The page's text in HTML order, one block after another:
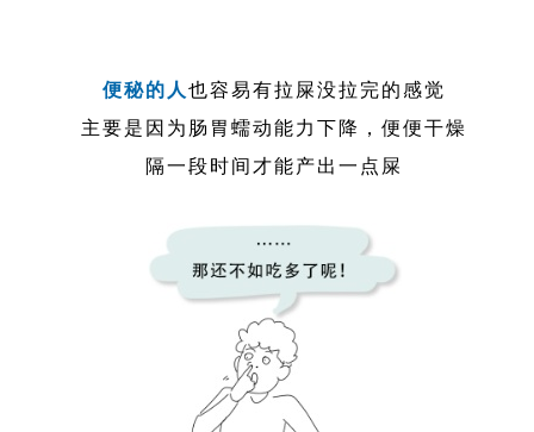
便秘的人也容易有拉屎没拉完的感觉
主要是因为肠胃蠕动能力下降，便便干燥
隔一段时间才能产出一点屎